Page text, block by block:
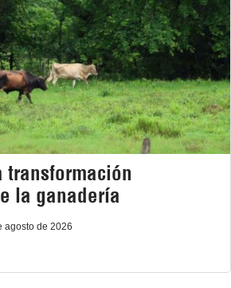
transformación
la ganadería
agosto de 2026